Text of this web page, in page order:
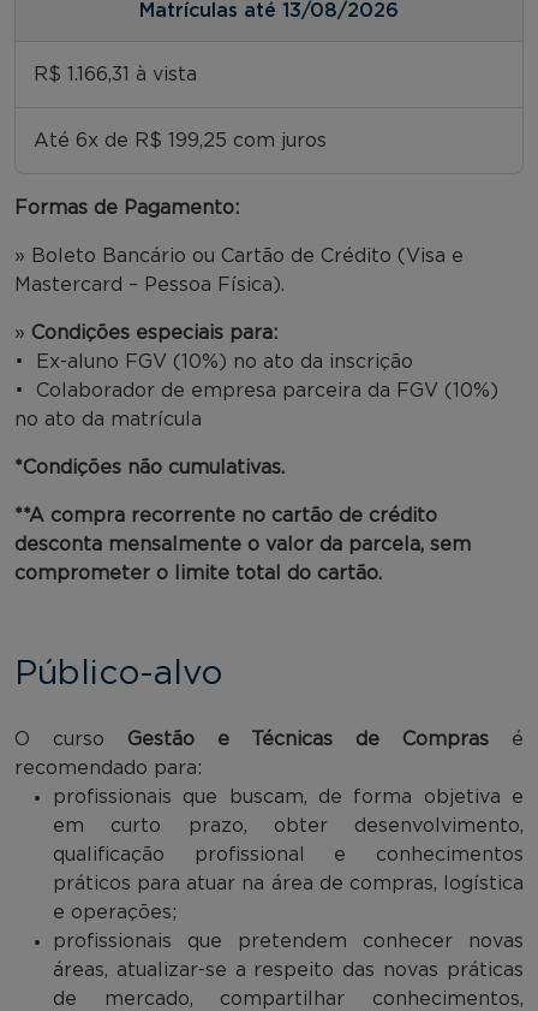
Matrículas até 13/08/2026
R$ 1.166,31 à vista
Até 6x de R$ 199,25 com juros
Formas de Pagamento:
» Boleto Bancário ou Cartão de Crédito (Visa e
Mastercard – Pessoa Física).
» Condições especiais para:
• Ex-aluno FGV (10%) no ato da inscrição
• Colaborador de empresa parceira da FGV (10%)
no ato da matrícula
*Condições não cumulativas.
**A compra recorrente no cartão de crédito
desconta mensalmente o valor da parcela, sem
comprometer o limite total do cartão.
Público-alvo
O curso Gestão e Técnicas de Compras é
recomendado para:
profissionais que buscam, de forma objetiva e
em curto prazo, obter desenvolvimento,
qualificação profissional e conhecimentos
práticos para atuar na área de compras, logística
e operações;
profissionais que pretendem conhecer novas
áreas, atualizar-se a respeito das novas práticas
de mercado, compartilhar conhecimentos,